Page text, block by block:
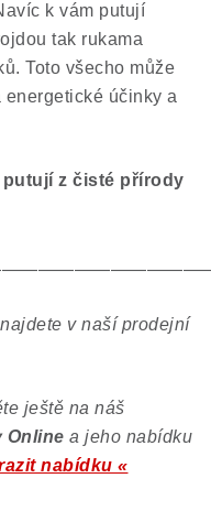
k vám putují
tak rukama
Toto všecho může
účinky a
putují z čisté přírody
v naší prodejní
ještě na náš
Online a jeho nabídku
nabídku «